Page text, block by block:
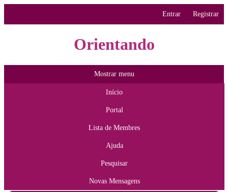
Entrar Registrar
Orientando
Mostrar menu
Início
Portal
Lista de Membres
Ajuda
Pesquisar
Novas Mensagens